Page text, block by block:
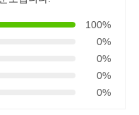
100%
0%
0%
0%
0%